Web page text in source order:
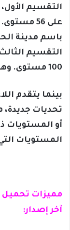
التقسيم
على 56
التقسيم
100 مستوى. وهكذا.
بينما يتقدم
تحديات جديدة،
أو المستويات
المستويات
آخر إصدار: